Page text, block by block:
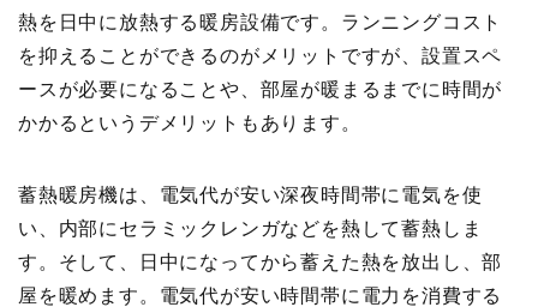
熱を日中に放熱する暖房設備です。ランニングコスト
を抑えることができるのがメリットですが、設置スペ
ースが必要になることや、部屋が暖まるまでに時間が
かかるというデメリットもあります。
蓄熱暖房機は、電気代が安い深夜時間帯に電気を使
い、内部にセラミックレンガなどを熱して蓄熱しま
す。そして、日中になってから蓄えた熱を放出し、部
屋を暖めます。電気代が安い時間帯に電力を消費する